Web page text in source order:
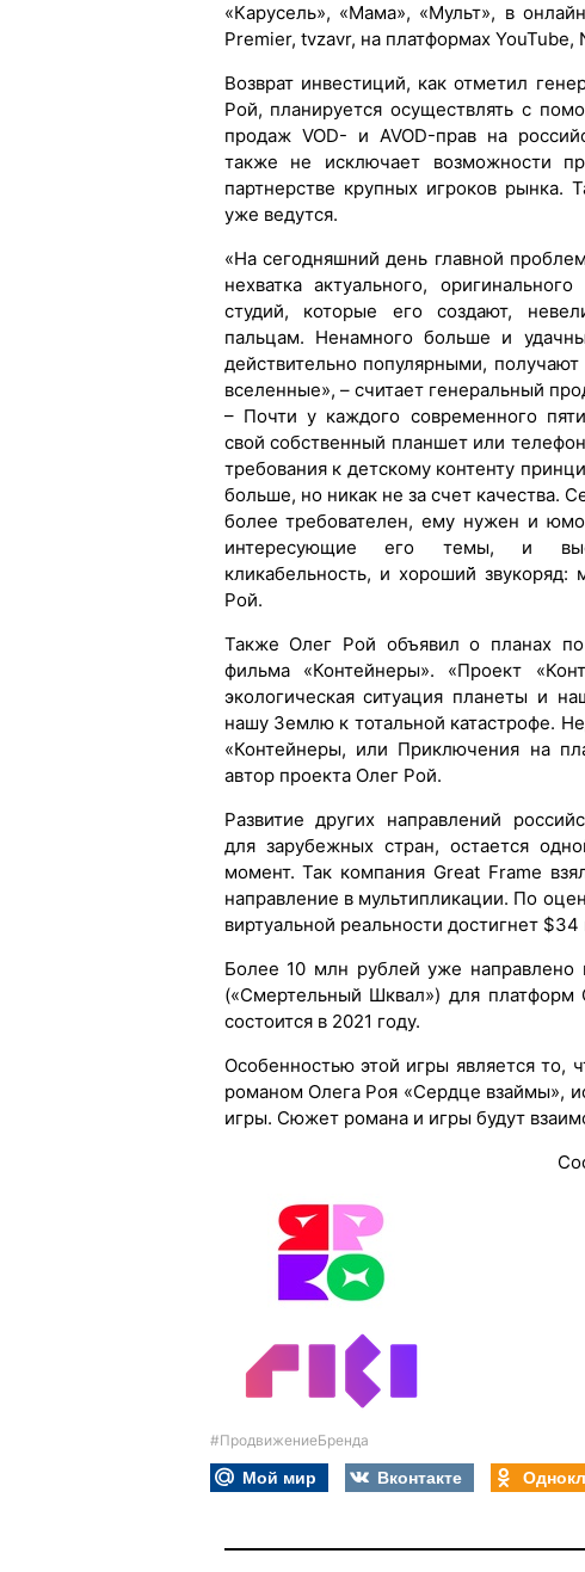
«Карусель», «Мама», «Мульт», в
Premier, tvzavr, на платформах YouTube,
Возврат инвестиций, как отметил
Рой, планируется осуществлять с
продаж VOD- и AVOD-прав на
также не исключает возможности
партнерстве крупных игроков рынка.
уже ведутся.
«На сегодняшний день главной
нехватка актуального,
студий, которые его создают,
пальцам. Ненамного больше и
действительно популярными,
вселенные», – считает генеральный
– Почти у каждого современного
свой собственный планшет или
требования к детскому контенту
больше, но никак не за счет качества.
более требователен, ему нужен и
интересующие его темы, и
кликабельность, и хороший̆
Рой.
Также Олег Рой объявил о планах по
фильма «Контейнеры». «Проект
экологическая ситуация планеты и
нашу Землю к тотальной катастрофе.
«Контейнеры, или Приключения на
автор проекта Олег Рой.
Развитие других направлений
для зарубежных стран, остается
момент. Так компания Great Frame
направление в мультипликации. По
виртуальной реальности достигнет
Более 10 млн рублей уже направлено
(«Смертельный Шквал») для платформ
состоится в 2021 году.
Особенностью этой игры является то,
романом Олега Роя «Сердце взаймы»,
игры. Сюжет романа и игры будут
#ПродвижениеБренда
Мой мир Вконтакте